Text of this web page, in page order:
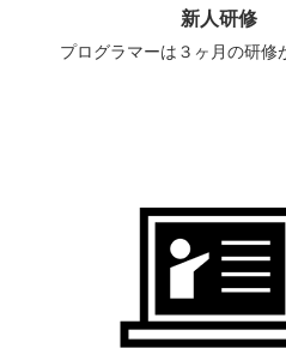
新人研修
プログラマーは３ヶ月の研修